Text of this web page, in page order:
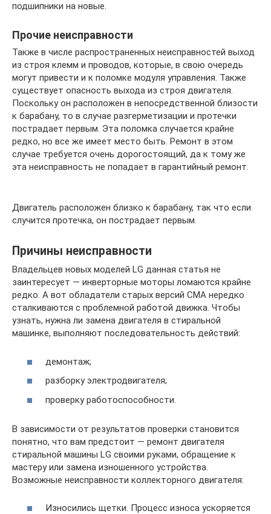
подшипники на новые.
Прочие неисправности
Также в числе распространенных неисправностей выход
из строя клемм и проводов, которые, в свою очередь
могут привести и к поломке модуля управления. Также
существует опасность выхода из строя двигателя.
Поскольку он расположен в непосредственной близости
к барабану, то в случае разгерметизации и протечки
пострадает первым. Эта поломка случается крайне
редко, но все же имеет место быть. Ремонт в этом
случае требуется очень дорогостоящий, да к тому же
эта неисправность не попадает в гарантийный ремонт.
Двигатель расположен близко к барабану, так что если
случится протечка, он пострадает первым.
Причины неисправности
Владельцев новых моделей LG данная статья не
заинтересует — инверторные моторы ломаются крайне
редко. А вот обладатели старых версий СМА нередко
сталкиваются с проблемной работой движка. Чтобы
узнать, нужна ли замена двигателя в стиральной
машинке, выполняют последовательность действий:
демонтаж;
разборку электродвигателя;
проверку работоспособности.
В зависимости от результатов проверки становится
понятно, что вам предстоит — ремонт двигателя
стиральной машины LG своими руками, обращение к
мастеру или замена изношенного устройства.
Возможные неисправности коллекторного двигателя:
Износились щетки. Процесс износа ускоряется